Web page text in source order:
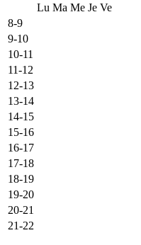
Lu Ma Me Je Ve
8-9
9-10
10-11
11-12
12-13
13-14
14-15
15-16
16-17
17-18
18-19
19-20
20-21
21-22